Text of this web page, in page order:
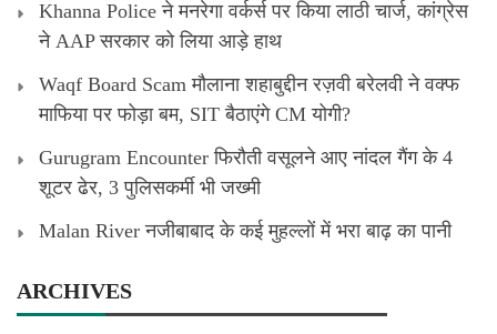
Khanna Police ने मनरेगा वर्कर्स पर किया लाठी चार्ज, कांग्रेस
ने AAP सरकार को लिया आड़े हाथ
Waqf Board Scam मौलाना शहाबुद्दीन रज़वी बरेलवी ने वक्फ
माफिया पर फोड़ा बम, SIT बैठाएंगे CM योगी?
Gurugram Encounter फिरौती वसूलने आए नांदल गैंग के 4
शूटर ढेर, 3 पुलिसकर्मी भी जख्मी
Malan River नजीबाबाद के कई मुहल्लों में भरा बाढ़ का पानी
ARCHIVES